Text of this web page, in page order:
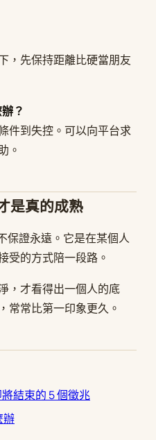
，先保持距離比硬當朋友
？
件到失控。可以向平台求
。
是真的成熟
保證永遠。它是在某個人
受的方式陪一段路。
，才看得出一個人的底
常常比第一印象更久。
結束的 5 個徵兆
辦